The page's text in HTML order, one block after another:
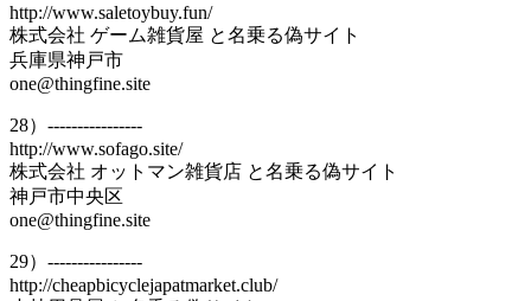
http://www.saletoybuy.fun/
株式会社 ゲーム雑貨屋 と名乗る偽サイト
兵庫県神戸市
one@thingfine.site
28）----------------
http://www.sofago.site/
株式会社 オットマン雑貨店 と名乗る偽サイト
神戸市中央区
one@thingfine.site
29）----------------
http://cheapbicyclejapatmarket.club/